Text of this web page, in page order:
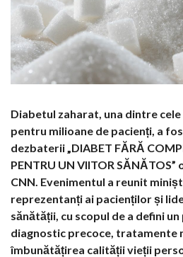
Diabetul zaharat, una dintre
pentru milioane de pacienți, a
dezbaterii „DIABET FĂRĂ
PENTRU UN VIITOR
CNN. Evenimentul a reunit
reprezentanți ai pacienților și
sănătății, cu scopul de a defini
diagnostic precoce, tratamente
îmbunătățirea calității vieții